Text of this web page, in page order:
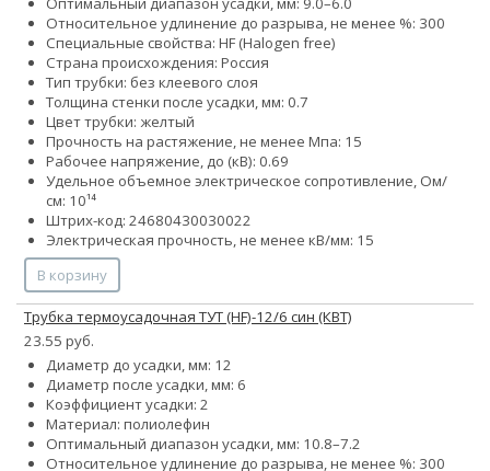
Относительное удлинение до разрыва, не менее %: 300
Специальные свойства: HF (Halogen free)
Страна происхождения: Россия
Тип трубки: без клеевого слоя
Толщина стенки после усадки, мм: 0.7
Цвет трубки: желтый
Прочность на растяжение, не менее Мпа: 15
Рабочее напряжение, до (кВ): 0.69
Удельное объемное электрическое сопротивление, Ом/
см: 10¹⁴
Штрих-код: 24680430030022
Электрическая прочность, не менее кВ/мм: 15
В корзину
Трубка термоусадочная ТУТ (HF)-12/6 син (КВТ)
23.55 руб.
Диаметр до усадки, мм: 12
Диаметр после усадки, мм: 6
Коэффициент усадки: 2
Материал: полиолефин
Оптимальный диапазон усадки, мм: 10.8–7.2
Относительное удлинение до разрыва, не менее %: 300